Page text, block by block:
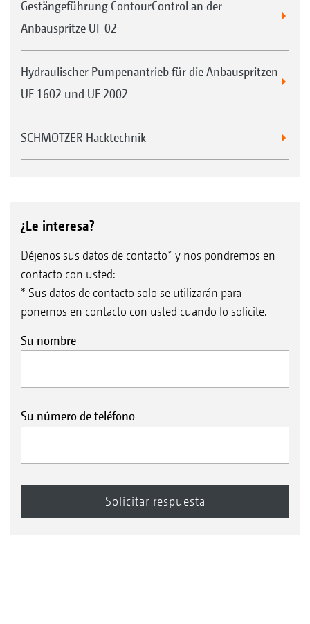
Gestängeführung ContourControl an der
Anbauspritze UF 02
Hydraulischer Pumpenantrieb für die Anbauspritzen
UF 1602 und UF 2002
SCHMOTZER Hacktechnik
¿Le interesa?
Déjenos sus datos de contacto* y nos pondremos en
contacto con usted:
* Sus datos de contacto solo se utilizarán para
ponernos en contacto con usted cuando lo solicite.
Su nombre
Su número de teléfono